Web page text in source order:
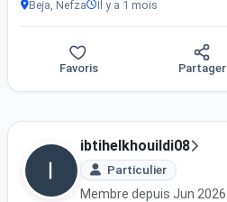
Beja, Nefza Il y a 1 mois
Favoris Partager
ibtihelkhouildi08
Particulier
Membre depuis Jun 2026